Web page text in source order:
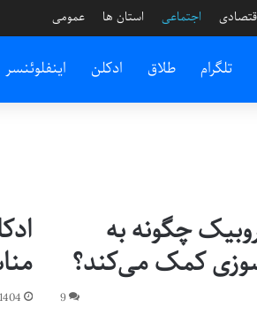
اجتماعی استان ها عمومی
تلگرام طلاق ادکلن اینفلوئنسر
چگونه به
کمک می‌کند؟
9